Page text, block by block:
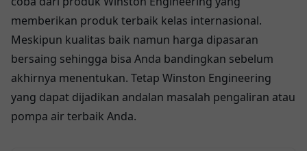
memberikan produk terbaik kelas internasional.
Meskipun kualitas baik namun harga dipasaran
bersaing sehingga bisa Anda bandingkan sebelum
akhirnya menentukan. Tetap Winston Engineering
yang dapat dijadikan andalan masalah pengaliran atau
pompa air terbaik Anda.